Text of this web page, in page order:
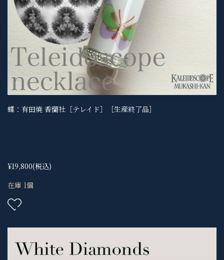
蝶：有田焼 香蘭社［テレイド］［生産終了品］
¥19,800(税込)
在庫 1個